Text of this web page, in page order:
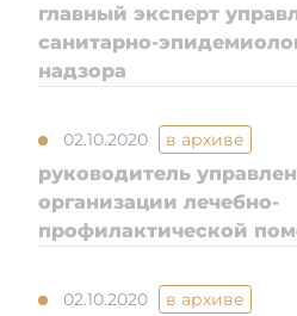
главный эксперт
санитарно-
надзора
02.10.2020 в архиве
руководитель
организации лечебно-
профилактической
02.10.2020 в архиве